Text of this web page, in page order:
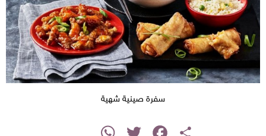
سفرة صينية شهية
Share
Facebook
Twitter
WhatsApp